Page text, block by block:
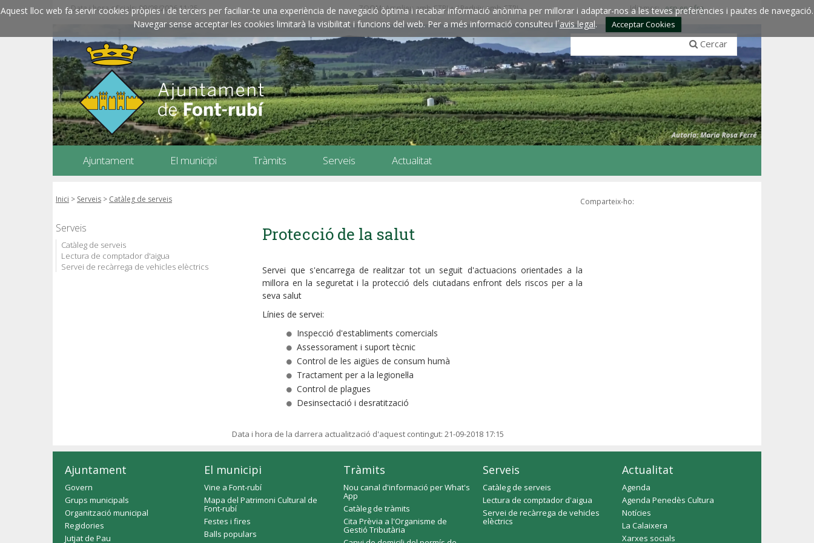
Aquest lloc web fa servir cookies pròpies i de tercers per faciliar-te una experiència de navegació òptima i recabar informació anònima per millorar i adaptar-nos a les teves preferències i pautes de navegació.
Navegar sense acceptar les cookies limitarà la visibilitat i funcions del web. Per a més informació consulteu l´avis legal. Acceptar Cookies
Data i hora oficials: 09/08/2026 11:25 ZOOM: Amplieu amb CTRL+ / Reduïu amb CTRL- Idiomes:esp engfra
Cercar
Ajuntament El municipi Tràmits Serveis Actualitat
Inici > Serveis > Catàleg de serveis Comparteix-ho:
Serveis
Catàleg de serveis
Lectura de comptador d'aigua
Servei de recàrrega de vehicles elèctrics
Protecció de la salut
Servei que s'encarrega de realitzar tot un seguit d'actuacions orientades a la
millora en la seguretat i la protecció dels ciutadans enfront dels riscos per a la
seva salut
Línies de servei:
Inspecció d'establiments comercials
Assessorament i suport tècnic
Control de les aigües de consum humà
Tractament per a la legionel·la
Control de plagues
Desinsectació i desratització
Data i hora de la darrera actualització d'aquest contingut:21-09-2018 17:15
Ajuntament
Govern
Grups municipals
Organització municipal
Regidories
Jutjat de Pau
El municipi
Vine a Font-rubí
Mapa del Patrimoni Cultural de
Font-rubí
Festes i fires
Balls populars
Tràmits
Nou canal d'informació per What's
App
Catàleg de tràmits
Cita Prèvia a l'Organisme de
Gestió Tributària
Serveis
Catàleg de serveis
Lectura de comptador d'aigua
Servei de recàrrega de vehicles
elèctrics
Actualitat
Agenda
Agenda Penedès Cultura
Notícies
La Calaixera
Xarxes socials